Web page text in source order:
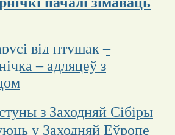
від птушак –
– адляцеў з
з Заходняй Сібіры
у Заходняй Еўропе